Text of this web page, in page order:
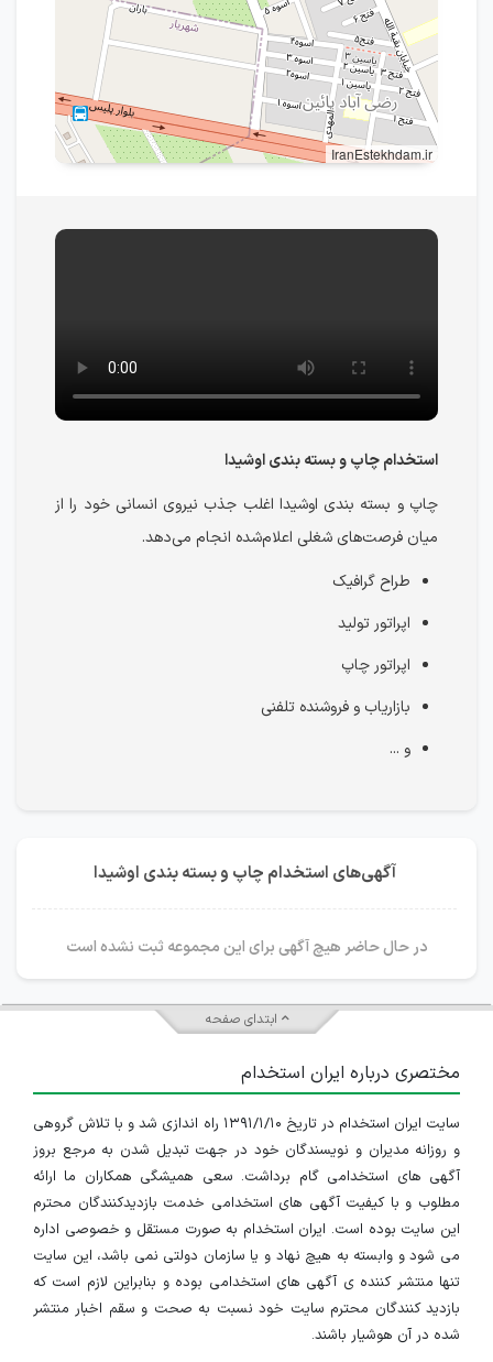
IranEstekhdam.ir
استخدام چاپ و بسته بندی اوشیدا
چاپ و بسته بندی اوشیدا اغلب جذب نیروی انسانی خود را از
میان فرصت‌های شغلی اعلام‌شده انجام می‌دهد.
طراح گرافیک
اپراتور تولید
اپراتور چاپ
بازاریاب و فروشنده تلفنی
و ...
آگهی‌های استخدام چاپ و بسته بندی اوشیدا
در حال حاضر هیچ آگهی برای این مجموعه ثبت نشده است
ابتدای صفحه
مختصری درباره ایران استخدام
سایت ایران استخدام در تاریخ ۱۳۹۱/۱/۱۰ راه اندازی شد و با تلاش گروهی
و روزانه مدیران و نویسندگان خود در جهت تبدیل شدن به مرجع بروز
آگهی های استخدامی گام برداشت. سعی همیشگی همکاران ما ارائه
مطلوب و با کیفیت آگهی های استخدامی خدمت بازدیدکنندگان محترم
این سایت بوده است. ایران استخدام به صورت مستقل و خصوصی اداره
می شود و وابسته به هیچ نهاد و یا سازمان دولتی نمی باشد، این سایت
تنها منتشر کننده ی آگهی های استخدامی بوده و بنابراین لازم است که
بازدید کنندگان محترم سایت خود نسبت به صحت و سقم اخبار منتشر
شده در آن هوشیار باشند.